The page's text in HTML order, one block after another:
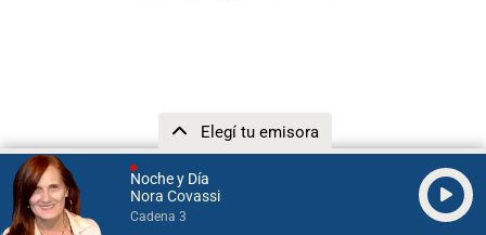
Noche y Día
Nora Covassi
Cadena 3
Elegí tu emisora